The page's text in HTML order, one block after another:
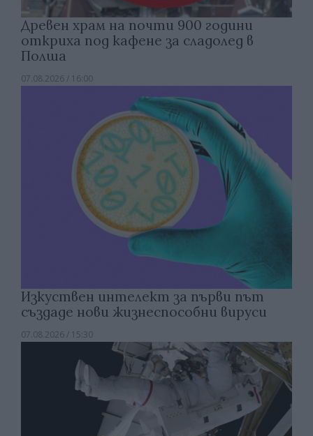
Древен храм на почти 900 години
откриха под кафене за сладолед в
Полша
07.08.2026 / 16:00
Изкуствен интелект за първи път
създаде нови жизнеспособни вируси
07.08.2026 / 15:30